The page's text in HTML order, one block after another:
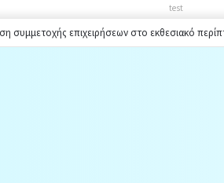
test
συμμετοχής επιχειρήσεων στο εκθεσιακό